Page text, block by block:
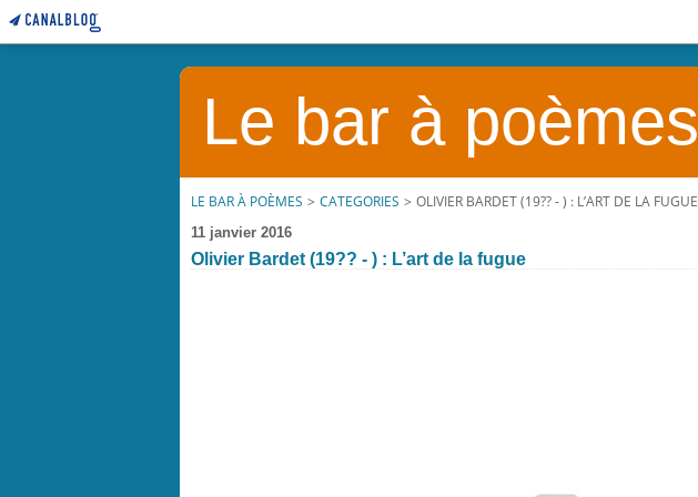
Le bar à poèmes
LE BAR À POÈMES > CATEGORIES > OLIVIER BARDET (19?? - ) : L’ART DE LA FUGUE
11 janvier 2016
Olivier Bardet (19?? - ) : L’art de la fugue